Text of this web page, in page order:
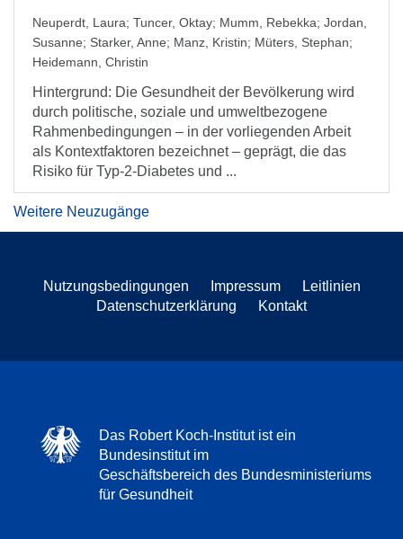
Neuperdt, Laura; Tuncer, Oktay; Mumm, Rebekka; Jordan,
Susanne; Starker, Anne; Manz, Kristin; Müters, Stephan;
Heidemann, Christin
Hintergrund: Die Gesundheit der Bevölkerung wird
durch politische, soziale und umweltbezogene
Rahmenbedingungen – in der vorliegenden Arbeit
als Kontextfaktoren bezeichnet – geprägt, die das
Risiko für Typ-2-Diabetes und ...
Weitere Neuzugänge
Nutzungsbedingungen Impressum
Leitlinien
Datenschutzerklärung
Kontakt
Das Robert Koch-Institut ist ein
Bundesinstitut im
Geschäftsbereich des Bundesministeriums
für Gesundheit